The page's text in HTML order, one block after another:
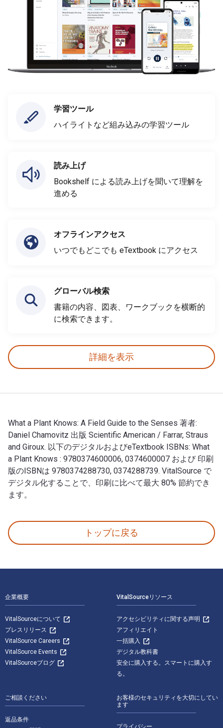
学習ツール
ハイライトなど組み込みの学習ツール
読み上げ
Bookshelf による読み上げを聞いて理解を
進める
オフラインアクセス
いつでもどこでも eTextbook にアクセス
グローバル検索
書籍の内容、図表、ワークブックを横断的
に検索できます。
詳細を表示
What a Plant Knows: A Field Guide to the Senses 著者:
Daniel Chamovitz 出版 Scientific American / Farrar, Straus
and Giroux. 以下のデジタルおよびeTextbook ISBNs: What
a Plant Knows : 9780374600006, 0374600007 および 印刷
版のISBNは 9780374288730, 0374288739. VitalSource で
デジタル化することで、印刷に比べて最大 80% 節約でき
ます。
トップに戻る
企業概要
VitalSourceについて
プレスリリース
VitalSource Careers
VitalSource Events
VitalSourceブログ
VitalSourceリソース
アクセシビリティに関する声明
アフィリエイト
一括購入
デジタル教科書
安全に購入する。スマートに購入す
る。
ご相談ください
返品条件
お客様のセキュリティを大切にしてい
ます
プライバシー